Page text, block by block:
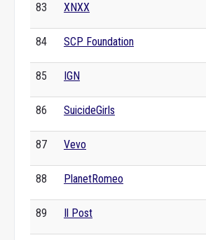
83 XNXX
84 SCP Foundation
85 IGN
86 SuicideGirls
87 Vevo
88 PlanetRomeo
89 Il Post